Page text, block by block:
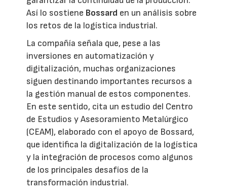
Así lo sostiene Bossard en un análisis sobre
los retos de la logística industrial.
La compañía señala que, pese a las
inversiones en automatización y
digitalización, muchas organizaciones
siguen destinando importantes recursos a
la gestión manual de estos componentes.
En este sentido, cita un estudio del Centro
de Estudios y Asesoramiento Metalúrgico
(CEAM), elaborado con el apoyo de Bossard,
que identifica la digitalización de la logística
y la integración de procesos como algunos
de los principales desafíos de la
transformación industrial.